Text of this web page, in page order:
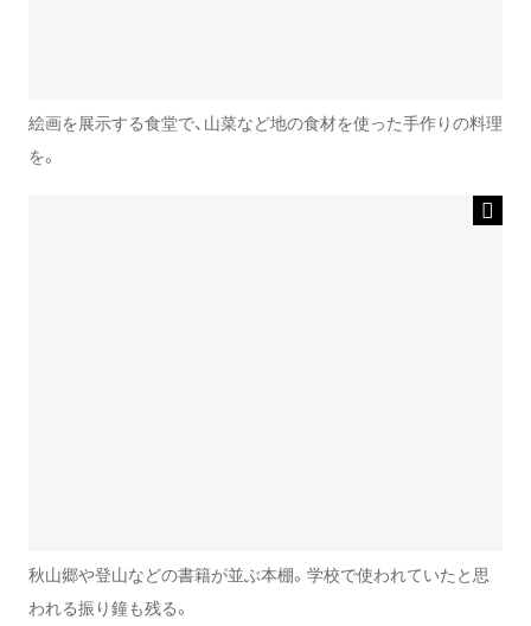
絵画を展示する食堂で、山菜など地の食材を使った手作りの料理
を。
秋山郷や登山などの書籍が並ぶ本棚。学校で使われていたと思
われる振り鐘も残る。